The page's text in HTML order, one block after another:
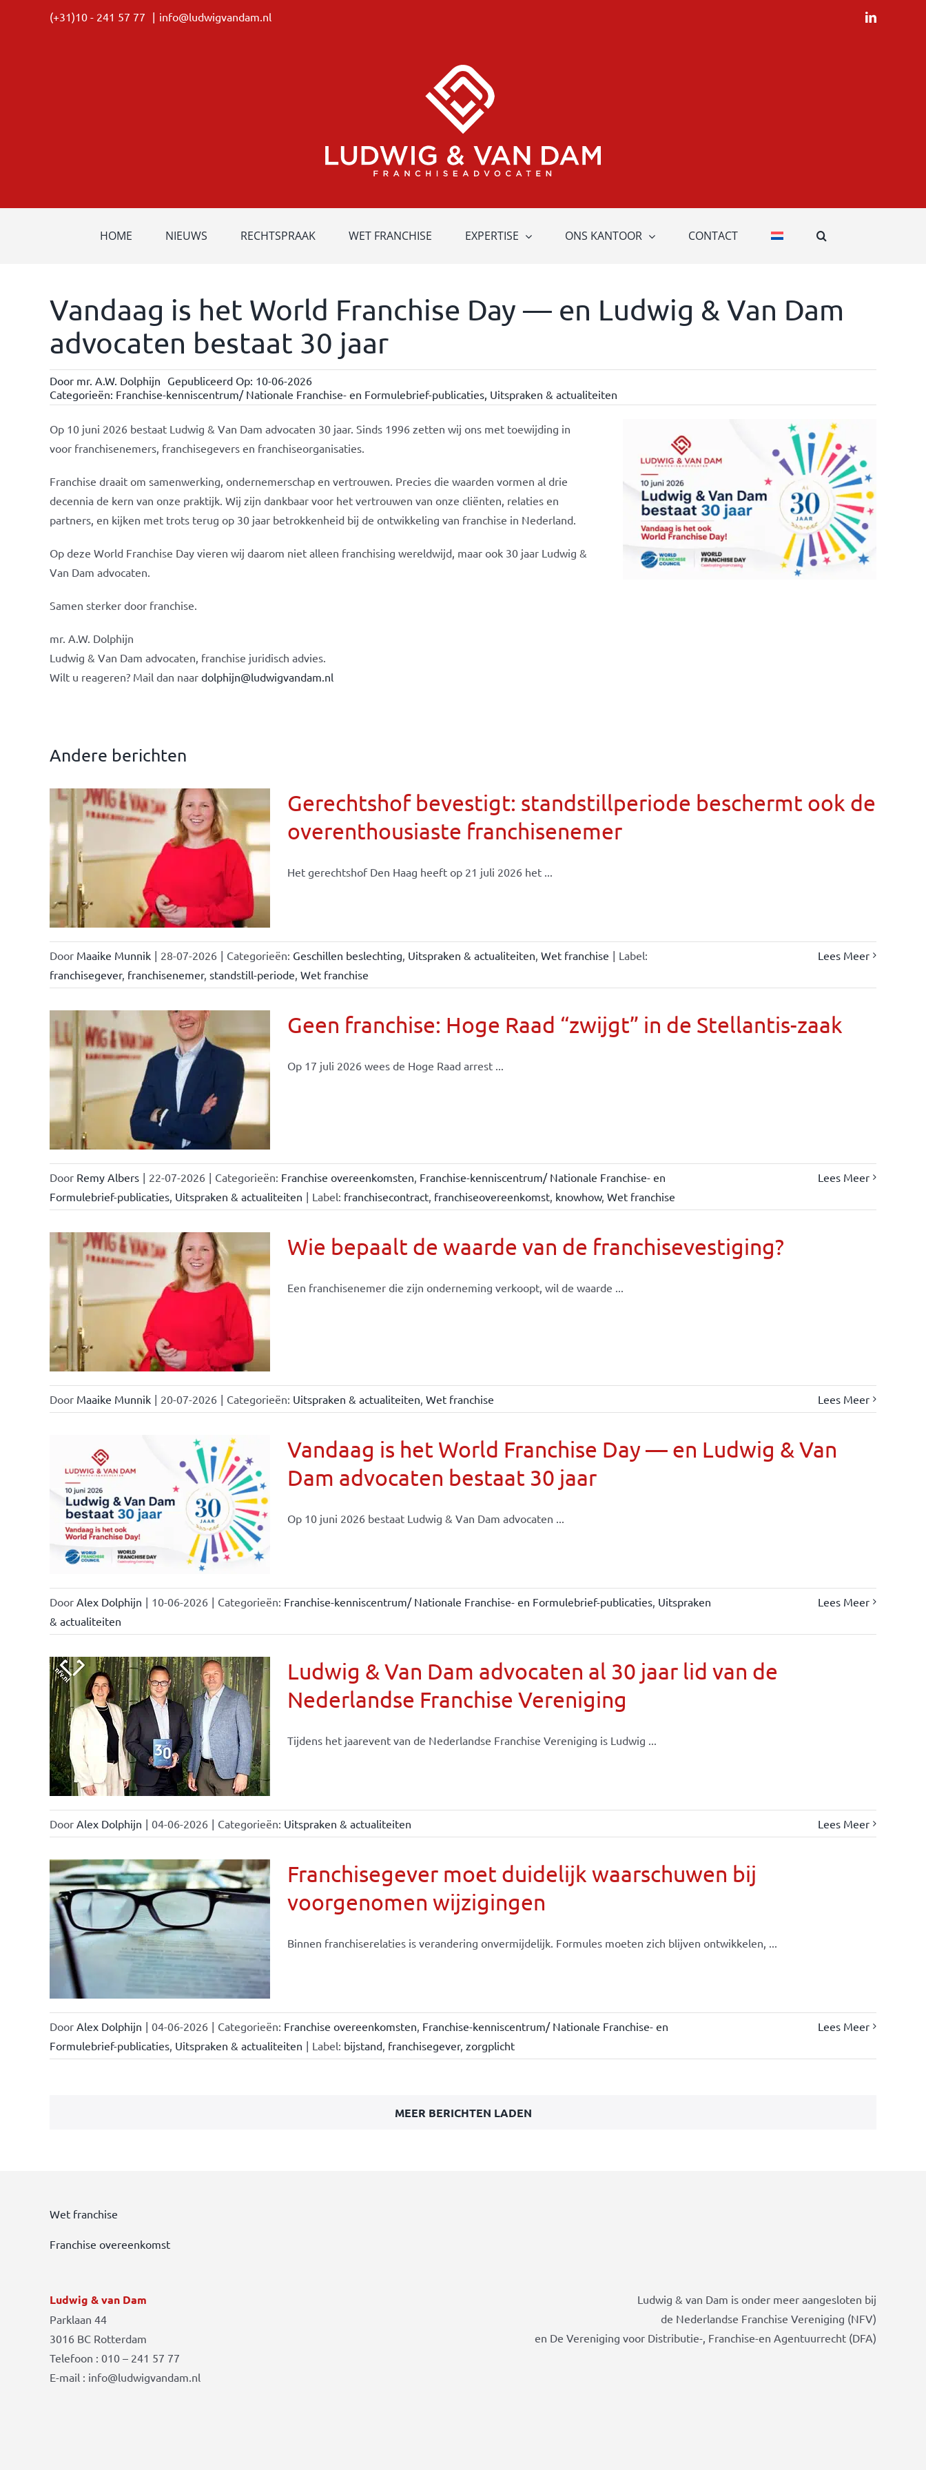
(+31)10 - 241 57 77 | info@ludwigvandam.nl LinkedIn
HOME NIEUWS RECHTSPRAAK WET FRANCHISE EXPERTISE ONS KANTOOR CONTACT
Vandaag is het World Franchise Day — en Ludwig & Van Dam
advocaten bestaat 30 jaar
Door mr. A.W. Dolphijn Gepubliceerd Op: 10-06-2026
Categorieën: Franchise-kenniscentrum/ Nationale Franchise- en Formulebrief-publicaties, Uitspraken & actualiteiten
Op 10 juni 2026 bestaat Ludwig & Van Dam advocaten 30 jaar. Sinds 1996 zetten wij ons met toewijding in
voor franchisenemers, franchisegevers en franchiseorganisaties.
Franchise draait om samenwerking, ondernemerschap en vertrouwen. Precies die waarden vormen al drie
decennia de kern van onze praktijk. Wij zijn dankbaar voor het vertrouwen van onze cliënten, relaties en
partners, en kijken met trots terug op 30 jaar betrokkenheid bij de ontwikkeling van franchise in Nederland.
Op deze World Franchise Day vieren wij daarom niet alleen franchising wereldwijd, maar ook 30 jaar Ludwig &
Van Dam advocaten.
Samen sterker door franchise.
mr. A.W. Dolphijn
Ludwig & Van Dam advocaten, franchise juridisch advies.
Wilt u reageren? Mail dan naar dolphijn@ludwigvandam.nl
Andere berichten
Gerechtshof bevestigt: standstillperiode beschermt ook de
overenthousiaste franchisenemer
Het gerechtshof Den Haag heeft op 21 juli 2026 het ...
Door Maaike Munnik | 28-07-2026 | Categorieën: Geschillen beslechting, Uitspraken & actualiteiten, Wet franchise | Label:
franchisegever, franchisenemer, standstill-periode, Wet franchise
Lees Meer
Geen franchise: Hoge Raad “zwijgt” in de Stellantis-zaak
Op 17 juli 2026 wees de Hoge Raad arrest ...
Door Remy Albers | 22-07-2026 | Categorieën: Franchise overeenkomsten, Franchise-kenniscentrum/ Nationale Franchise- en
Formulebrief-publicaties, Uitspraken & actualiteiten | Label: franchisecontract, franchiseovereenkomst, knowhow, Wet franchise
Lees Meer
Wie bepaalt de waarde van de franchisevestiging?
Een franchisenemer die zijn onderneming verkoopt, wil de waarde ...
Door Maaike Munnik | 20-07-2026 | Categorieën: Uitspraken & actualiteiten, Wet franchise Lees Meer
Vandaag is het World Franchise Day — en Ludwig & Van
Dam advocaten bestaat 30 jaar
Op 10 juni 2026 bestaat Ludwig & Van Dam advocaten ...
Door Alex Dolphijn | 10-06-2026 | Categorieën: Franchise-kenniscentrum/ Nationale Franchise- en Formulebrief-publicaties, Uitspraken
& actualiteiten
Lees Meer
Ludwig & Van Dam advocaten al 30 jaar lid van de
Nederlandse Franchise Vereniging
Tijdens het jaarevent van de Nederlandse Franchise Vereniging is Ludwig ...
Door Alex Dolphijn | 04-06-2026 | Categorieën: Uitspraken & actualiteiten Lees Meer
Franchisegever moet duidelijk waarschuwen bij
voorgenomen wijzigingen
Binnen franchiserelaties is verandering onvermijdelijk. Formules moeten zich blijven ontwikkelen, ...
Door Alex Dolphijn | 04-06-2026 | Categorieën: Franchise overeenkomsten, Franchise-kenniscentrum/ Nationale Franchise- en
Formulebrief-publicaties, Uitspraken & actualiteiten | Label: bijstand, franchisegever, zorgplicht
Lees Meer
MEER BERICHTEN LADEN
Wet franchise
Franchise overeenkomst
Ludwig & van Dam
Parklaan 44
3016 BC Rotterdam
Telefoon : 010 – 241 57 77
E-mail : info@ludwigvandam.nl
Ludwig & van Dam is onder meer aangesloten bij
de Nederlandse Franchise Vereniging (NFV)
en De Vereniging voor Distributie-, Franchise-en Agentuurrecht (DFA)